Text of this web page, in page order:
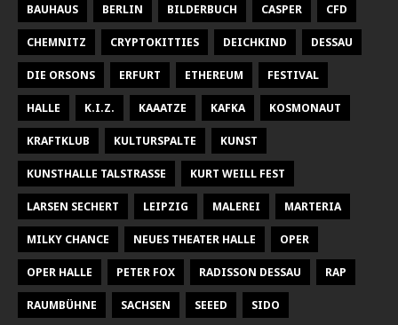
BAUHAUS BERLIN BILDERBUCH CASPER CFD
CHEMNITZ CRYPTOKITTIES DEICHKIND DESSAU
DIE ORSONS ERFURT ETHEREUM FESTIVAL
HALLE K.I.Z. KAAATZE KAFKA KOSMONAUT
KRAFTKLUB KULTURSPALTE KUNST
KUNSTHALLE TALSTRASSE KURT WEILL FEST
LARSEN SECHERT LEIPZIG MALEREI MARTERIA
MILKY CHANCE NEUES THEATER HALLE OPER
OPER HALLE PETER FOX RADISSON DESSAU RAP
RAUMBÜHNE SACHSEN SEEED SIDO